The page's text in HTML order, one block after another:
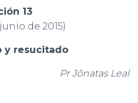
13
de 2015)
y resucitado
Pr Jônatas Leal